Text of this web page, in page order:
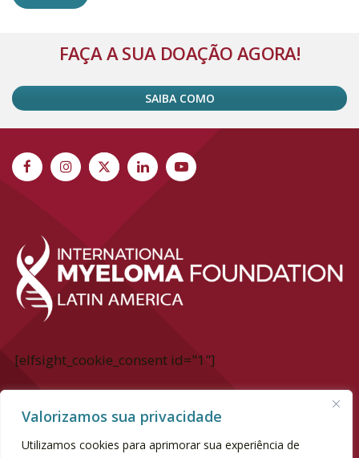
Valorizamos sua privacidade
Utilizamos cookies para aprimorar sua experiência de
Alternative:FAÇA A SUA DOAÇÃO AGORA!
SAIBA COMO
[elfsight_cookie_consent id="1"]
International Myeloma Foundation Latin